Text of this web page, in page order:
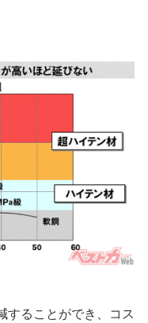
ることができ、コス